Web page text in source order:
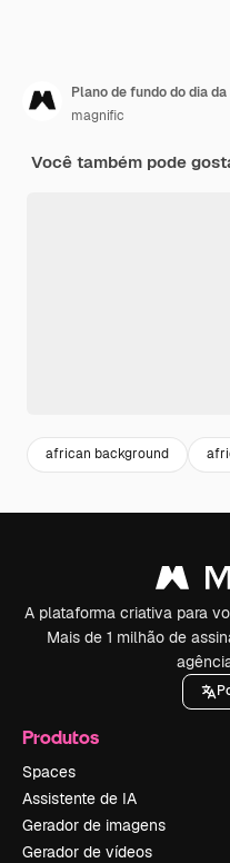
Plano de fundo do dia
magnific
Você também pode
african background
A plataforma criativa para
Mais de 1 milhão de
Produtos
Spaces
Assistente de IA
Gerador de imagens
Gerador de vídeos